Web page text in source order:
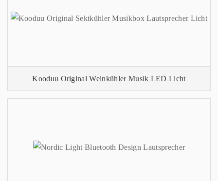
Kooduu Original Weinkühler Musik LED Licht